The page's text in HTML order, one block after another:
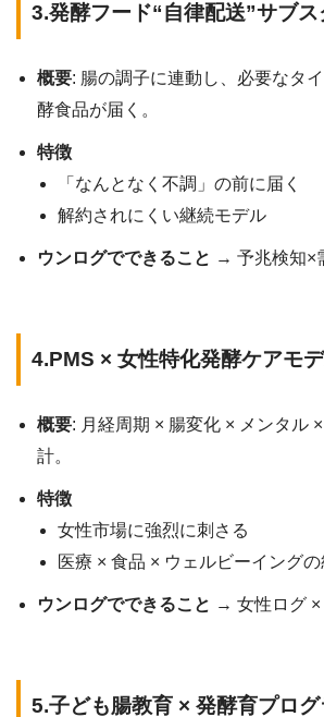
3.発酵フード“自律配送”サブス
概要: 腸の調子に連動し、必要なタ
酵食品が届く。
特徴
「なんとなく不調」の前に届く
解約されにくい継続モデル
ウンログでできること → 予兆検知×
4.PMS × 女性特化発酵ケアモ
概要: 月経周期 × 腸変化 × メンタル
計。
特徴
女性市場に強烈に刺さる
医療 × 食品 × ウェルビーイングの
ウンログでできること → 女性ログ ×
5.子ども腸教育 × 発酵育プロ